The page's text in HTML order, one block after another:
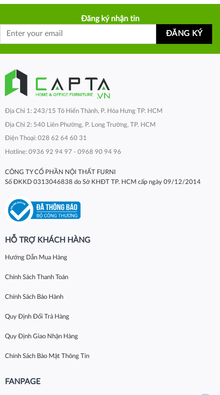
Đăng ký nhận tin
Địa Chỉ 1: 243/15 Tô Hiến Thành, P. Hòa Hưng TP. HCM
Địa Chỉ 2: 540 Liên Phường, P. Long Trường, TP. HCM
Điện Thoại: 028 62 64 60 31
Hotline: 0936 92 94 97 - 0968 90 94 96
CÔNG TY CỔ PHẦN NỘI THẤT FURNI
Số ĐKKD 0313046838 do Sở KHĐT TP. HCM cấp ngày 09/12/2014
HỖ TRỢ KHÁCH HÀNG
Hướng Dẫn Mua Hàng
Chính Sách Thanh Toán
Chính Sách Bảo Hành
Quy Định Đổi Trả Hàng
Quy Định Giao Nhận Hàng
Chính Sách Bảo Mật Thông Tin
FANPAGE